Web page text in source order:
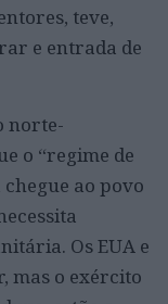
teve,
e entrada de
norte-
o “regime de
ao povo
Os EUA e
mas o exército